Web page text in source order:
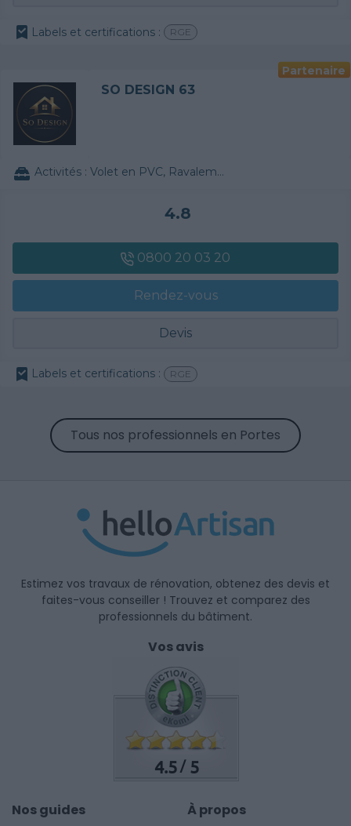
Labels et certifications : RGE
Partenaire
SO DESIGN 63
Activités : Volet en PVC, Ravalement de façade, Papier peint, Chauffe-eau / Thermodynamique
4.8
0800 20 03 20
Rendez-vous
Devis
Labels et certifications : RGE
Tous nos professionnels en Portes
Estimez vos travaux de rénovation, obtenez des devis et
faites-vous conseiller ! Trouvez et comparez des
professionnels du bâtiment.
Vos avis
4.5 /5
Nos guides À propos